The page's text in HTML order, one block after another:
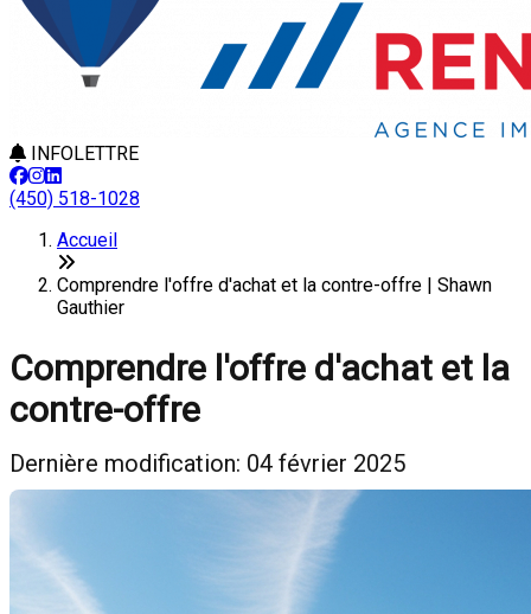
INFOLETTRE
(450) 518-1028
Accueil
Comprendre l'offre d'achat et la contre-offre | Shawn
Gauthier
Comprendre l'offre d'achat et la
contre-offre
Dernière modification: 04 février 2025